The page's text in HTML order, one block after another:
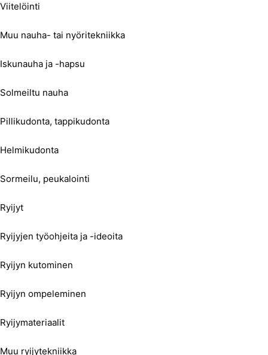
Viitelöinti
Muu nauha- tai nyöritekniikka
Iskunauha ja -hapsu
Solmeiltu nauha
Pillikudonta, tappikudonta
Helmikudonta
Sormeilu, peukalointi
Ryijyt
Ryijyjen työohjeita ja -ideoita
Ryijyn kutominen
Ryijyn ompeleminen
Ryijymateriaalit
Muu ryijytekniikka